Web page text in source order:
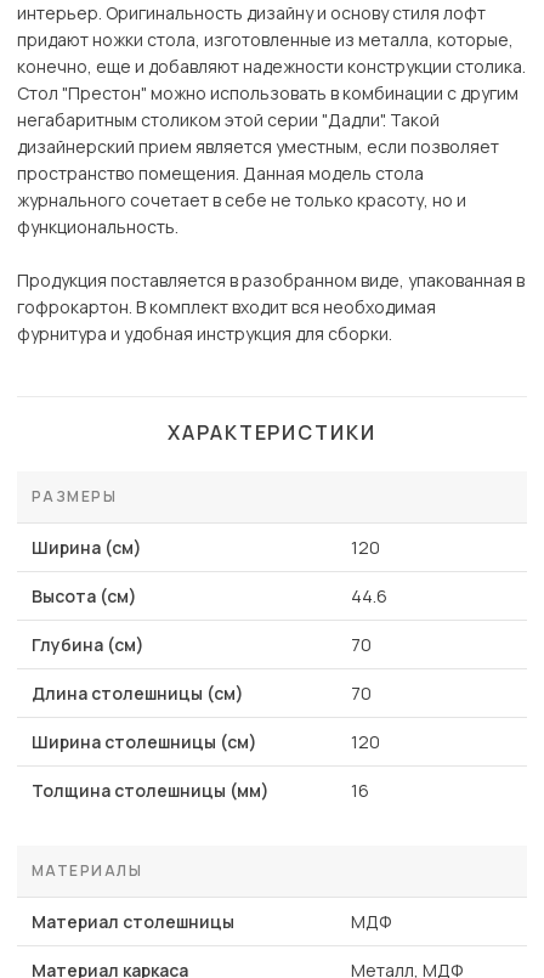
интерьер. Оригинальность дизайну и основу стиля лофт
придают ножки стола, изготовленные из металла, которые,
конечно, еще и добавляют надежности конструкции столика.
Стол "Престон" можно использовать в комбинации с другим
негабаритным столиком этой серии "Дадли". Такой
дизайнерский прием является уместным, если позволяет
пространство помещения. Данная модель стола
журнального сочетает в себе не только красоту, но и
функциональность.
Продукция поставляется в разобранном виде, упакованная в
гофрокартон. В комплект входит вся необходимая
фурнитура и удобная инструкция для сборки.
ХАРАКТЕРИСТИКИ
РАЗМЕРЫ
Ширина (см) 120
Высота (см) 44.6
Глубина (см) 70
Длина столешницы (см) 70
Ширина столешницы (см) 120
Толщина столешницы (мм) 16
МАТЕРИАЛЫ
Материал столешницы МДФ
Материал каркаса Металл, МДФ